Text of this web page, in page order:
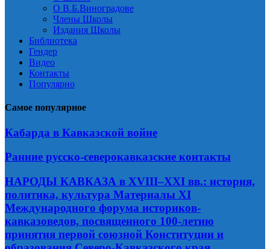
О В.Б.Виноградове
Члены Школы
Издания Школы
Библиотека
Гендер
Видео
Контакты
Популярно
Самое популярное
Кабарда в Кавказской войне
Ранние русско-северокавказские контакты
НАРОДЫ КАВКАЗА в XVIII–XXI вв.: история,
политика, культура Материалы XI
Международного форума историков-
кавказоведов, посвященного 100-летию
принятия первой союзной Конституции и